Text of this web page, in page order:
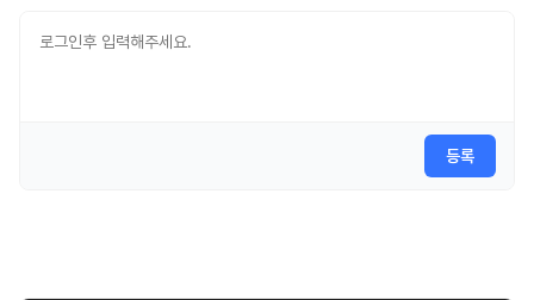
등록